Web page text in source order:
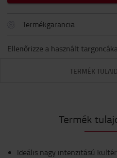
Termékgarancia
Ellenőrizze a használt
TERMÉK
Termék
Ideális nagy intenzitású